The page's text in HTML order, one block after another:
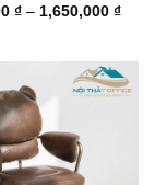
₫ – 1,650,000 ₫